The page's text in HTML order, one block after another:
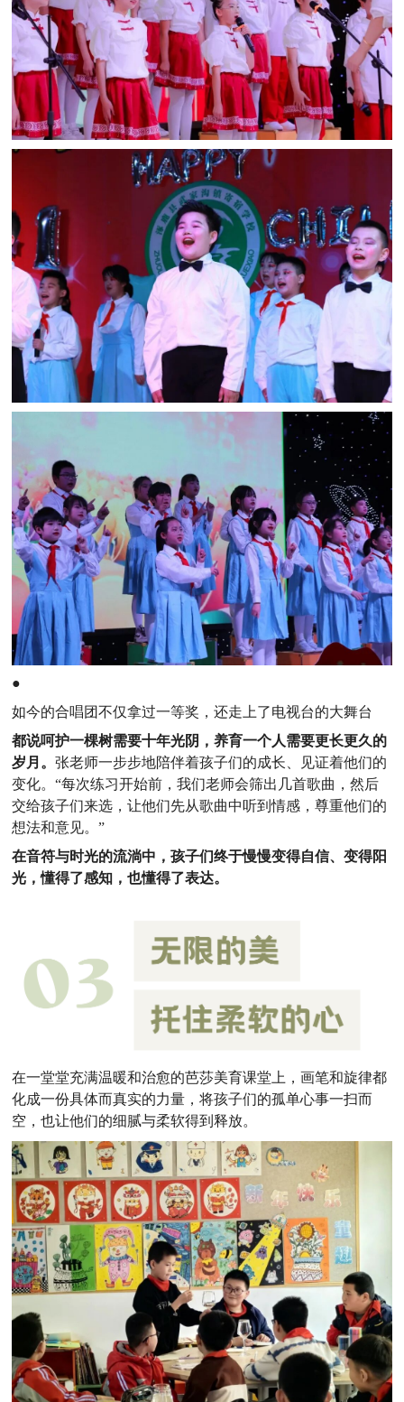
●
如今的合唱团不仅拿过一等奖，还走上了电视台的大舞台
都说呵护一棵树需要十年光阴，养育一个人需要更长更久的
岁月。张老师一步步地陪伴着孩子们的成长、见证着他们的
变化。“每次练习开始前，我们老师会筛出几首歌曲，然后
交给孩子们来选，让他们先从歌曲中听到情感，尊重他们的
想法和意见。”
在音符与时光的流淌中，孩子们终于慢慢变得自信、变得阳
光，懂得了感知，也懂得了表达。
在一堂堂充满温暖和治愈的芭莎美育课堂上，画笔和旋律都
化成一份具体而真实的力量，将孩子们的孤单心事一扫而
空，也让他们的细腻与柔软得到释放。